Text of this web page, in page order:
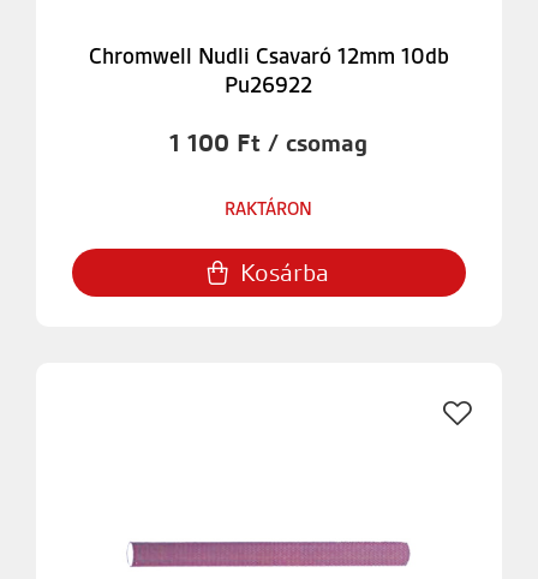
Chromwell Nudli Csavaró 12mm 10db
Pu26922
1 100 Ft / csomag
RAKTÁRON
Kosárba